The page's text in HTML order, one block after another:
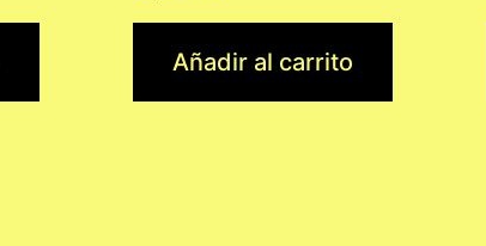
Añadir al carrito